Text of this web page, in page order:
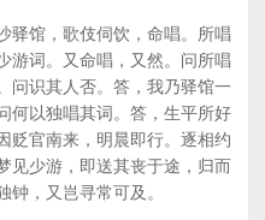
馆，歌伎伺饮，命唱。所唱
游词。又命唱，又然。问所唱
问识其人否。答，我乃驿馆一
何以独唱其词。答，生平所好
贬官南来，明晨即行。逐相约
见少游，即送其丧于途，归而
钟，又岂寻常可及。